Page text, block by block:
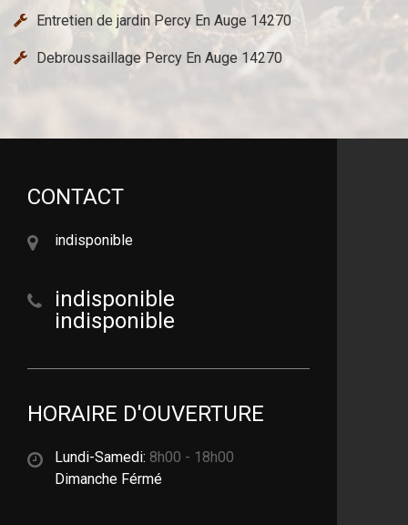
Entretien de jardin Percy En Auge 14270
Debroussaillage Percy En Auge 14270
CONTACT
indisponible
indisponible
indisponible
HORAIRE D'OUVERTURE
Lundi-Samedi: 8h00 - 18h00
Dimanche Férmé